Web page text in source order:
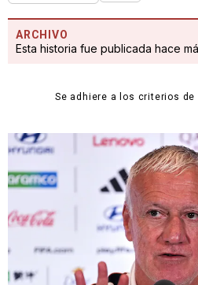
ARCHIVO
Esta historia fue publicada hace
Se adhiere a los criterios de